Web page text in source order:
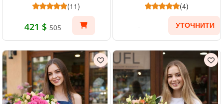
(11)
421 $ 505
(4)
УТОЧНИТИ